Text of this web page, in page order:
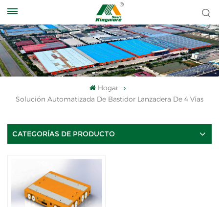
Hogar
Solución Automatizada De Bastidor Lanzadera De 4 Vías
CATEGORÍAS DE PRODUCTO